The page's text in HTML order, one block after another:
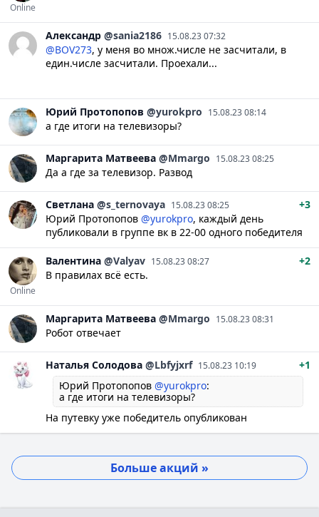
Online
Александр @sania2186 15.08.23 07:32
@BOV273, у меня во множ.числе не засчитали, в
един.числе засчитали. Проехали...
Юрий Протопопов @yurokpro 15.08.23 08:14
а где итоги на телевизоры?
Маргарита Матвеева @Mmargo 15.08.23 08:25
Да а где за телевизор. Развод
Светлана @s_ternovaya 15.08.23 08:25
+3
Юрий Протопопов @yurokpro, каждый день
публиковали в группе вк в 22-00 одного победителя
Online
Валентина @Valyav 15.08.23 08:27
+2
В правилах всё есть.
Маргарита Матвеева @Mmargo 15.08.23 08:31
Робот отвечает
Наталья Солодова @Lbfyjxrf 15.08.23 10:19
+1
Юрий Протопопов @yurokpro:
а где итоги на телевизоры?
На путевку уже победитель опубликован
Больше акций »